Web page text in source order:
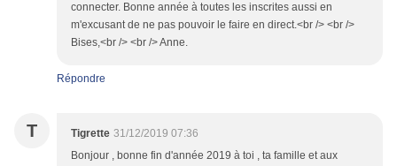
connecter. Bonne année à toutes les inscrites aussi en
m'excusant de ne pas pouvoir le faire en direct.<br /> <br />
Bises,<br /> <br /> Anne.
Répondre
T Tigrette 31/12/2019 07:36
Bonjour , bonne fin d'année 2019 à toi , ta famille et aux